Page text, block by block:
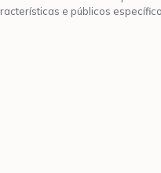
e públicos